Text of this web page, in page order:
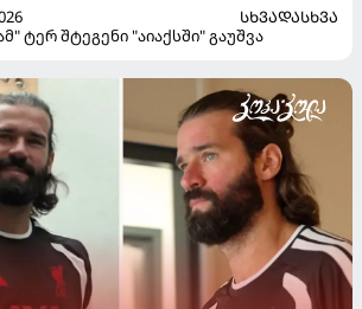
ᲡᲮᲕᲐᲓᲐᲡᲮᲕᲐ
ტერ შტეგენი "აიაქსში" გაუშვა